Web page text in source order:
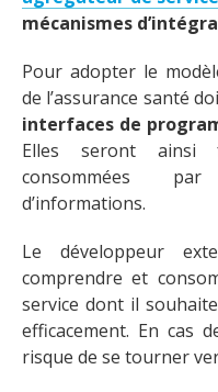
mécanismes
Pour adopter le
de l’assurance santé
interfaces de
Elles seront ainsi
consommées
d’informations.
Le développeur
comprendre et
service dont il
efficacement. En cas
risque de se tourner